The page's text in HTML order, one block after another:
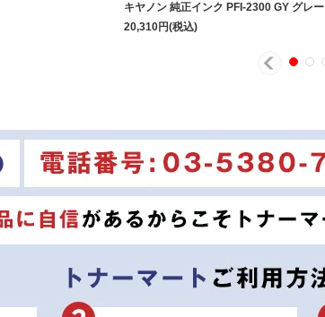
キヤノン 純正インク PFI-2300 GY グレー
20,310円(税込)